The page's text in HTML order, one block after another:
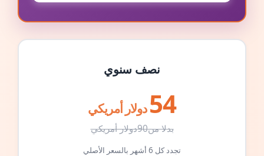
نصف سنوي
54 دولار أمريكي
بدلا من90دولار أمريكي
تجدد كل 6 أشهر بالسعر الأصلي